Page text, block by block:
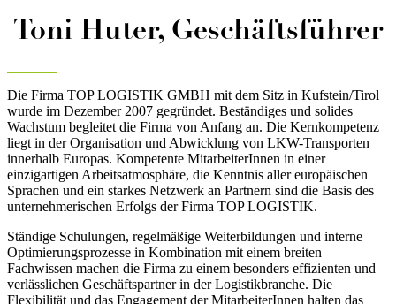
Toni Huter, Geschäftsführer
Die Firma TOP LOGISTIK GMBH mit dem Sitz in Kufstein/Tirol
wurde im Dezember 2007 gegründet. Beständiges und solides
Wachstum begleitet die Firma von Anfang an. Die Kernkompetenz
liegt in der Organisation und Abwicklung von LKW-Transporten
innerhalb Europas. Kompetente MitarbeiterInnen in einer
einzigartigen Arbeitsatmosphäre, die Kenntnis aller europäischen
Sprachen und ein starkes Netzwerk an Partnern sind die Basis des
unternehmerischen Erfolgs der Firma TOP LOGISTIK.
Ständige Schulungen, regelmäßige Weiterbildungen und interne
Optimierungsprozesse in Kombination mit einem breiten
Fachwissen machen die Firma zu einem besonders effizienten und
verlässlichen Geschäftspartner in der Logistikbranche. Die
Flexibilität und das Engagement der MitarbeiterInnen halten das